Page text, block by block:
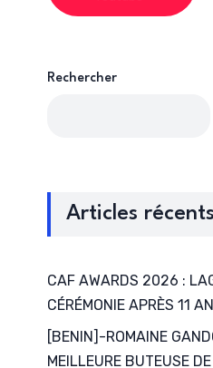
Rechercher
Articles récents
CAF AWARDS 2026 :
CÉRÉMONIE APRÈS 11
[BENIN]-ROMAINE
MEILLEURE BUTEUSE